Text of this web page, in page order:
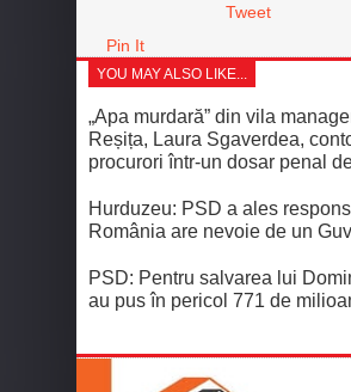
Tweet
Pin It
YOU MAY ALSO LIKE...
„Apa murdară” din vila
Reșița, Laura Sgaverdea,
procurori într-un dosar penal
Hurduzeu: PSD a ales
România are nevoie de un
PSD: Pentru salvarea lui
au pus în pericol 771 de